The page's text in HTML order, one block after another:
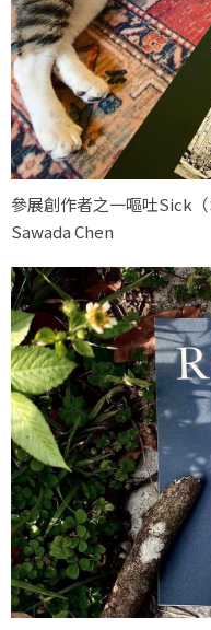
參展創作者之一嘔吐Sick
Sawada Chen